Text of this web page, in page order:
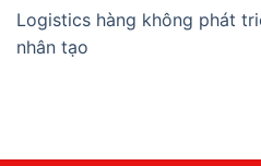
Logistics hàng không phát
nhân tạo